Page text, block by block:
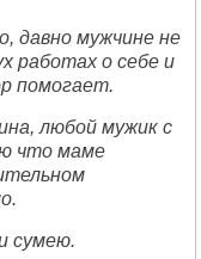
давно мужчине не
работах о себе и
помогает.
любой мужик с
что маме
сумею.